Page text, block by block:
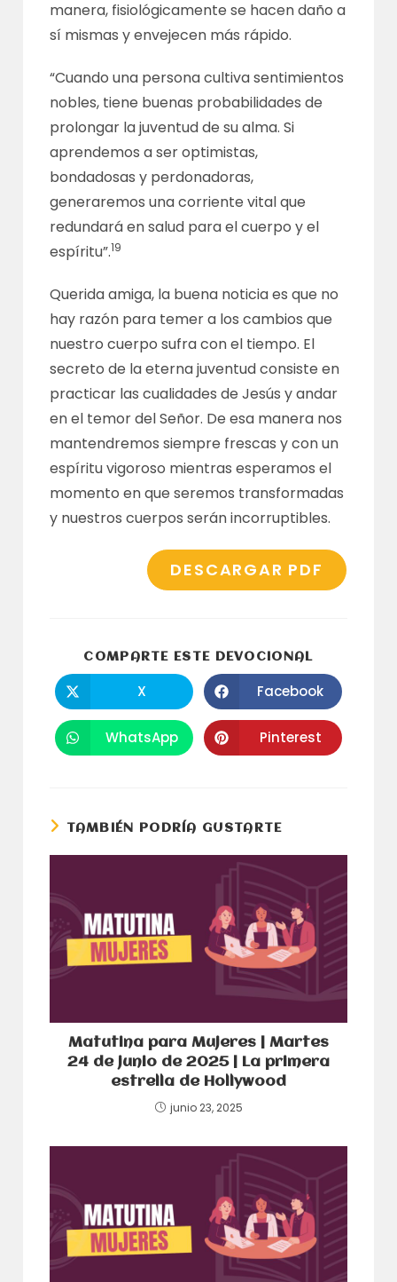
manera, fisiológicamente se hacen daño a
sí mismas y envejecen más rápido.
“Cuando una persona cultiva sentimientos
nobles, tiene buenas probabilidades de
prolongar la juventud de su alma. Si
aprendemos a ser optimistas,
bondadosas y perdonadoras,
generaremos una corriente vital que
redundará en salud para el cuerpo y el
espíritu”.19
Querida amiga, la buena noticia es que no
hay razón para temer a los cambios que
nuestro cuerpo sufra con el tiempo. El
secreto de la eterna juventud consiste en
practicar las cualidades de Jesús y andar
en el temor del Señor. De esa manera nos
mantendremos siempre frescas y con un
espíritu vigoroso mientras esperamos el
momento en que seremos transformadas
y nuestros cuerpos serán incorruptibles.
DESCARGAR PDF
COMPARTE ESTE DEVOCIONAL
abre
en
una
nueva
ventana
X Se
abre
en
una
nueva
ventana
Facebook
Se
abre
WhatsApp Se
abre
Pinterest
TAMBIÉN PODRÍA GUSTARTE
Matutina para Mujeres | Martes
24 de junio de 2025 | La primera
estrella de Hollywood
junio 23, 2025